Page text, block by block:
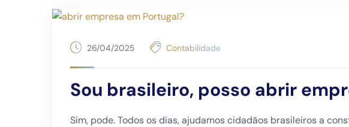
26/04/2025 Contabilidade
Sou brasileiro, posso abrir
Sim, pode. Todos os dias, ajudamos cidadãos brasileiros a